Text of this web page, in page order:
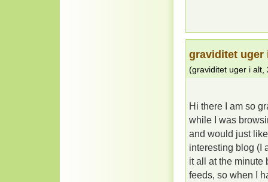
graviditet uger
(graviditet uger i alt,
Hi there I am so
while I was
and would just
interesting blog (I
it all at the minute
feeds, so when I